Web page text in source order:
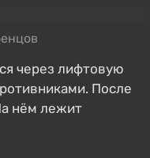
через лифтовую
После
нём лежит